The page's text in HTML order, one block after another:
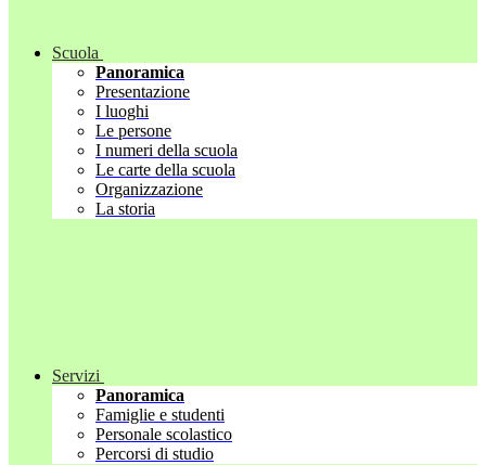
Scuola
Panoramica
Presentazione
I luoghi
Le persone
I numeri della scuola
Le carte della scuola
Organizzazione
La storia
Servizi
Panoramica
Famiglie e studenti
Personale scolastico
Percorsi di studio